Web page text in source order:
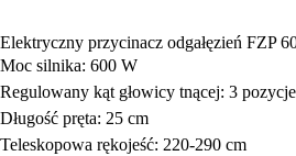
Elektryczny przycinacz odgałęzień FZP
Moc silnika: 600 W
Regulowany kąt głowicy tnącej: 3 pozycje
Długość pręta: 25 cm
Teleskopowa rękojeść: 220-290 cm